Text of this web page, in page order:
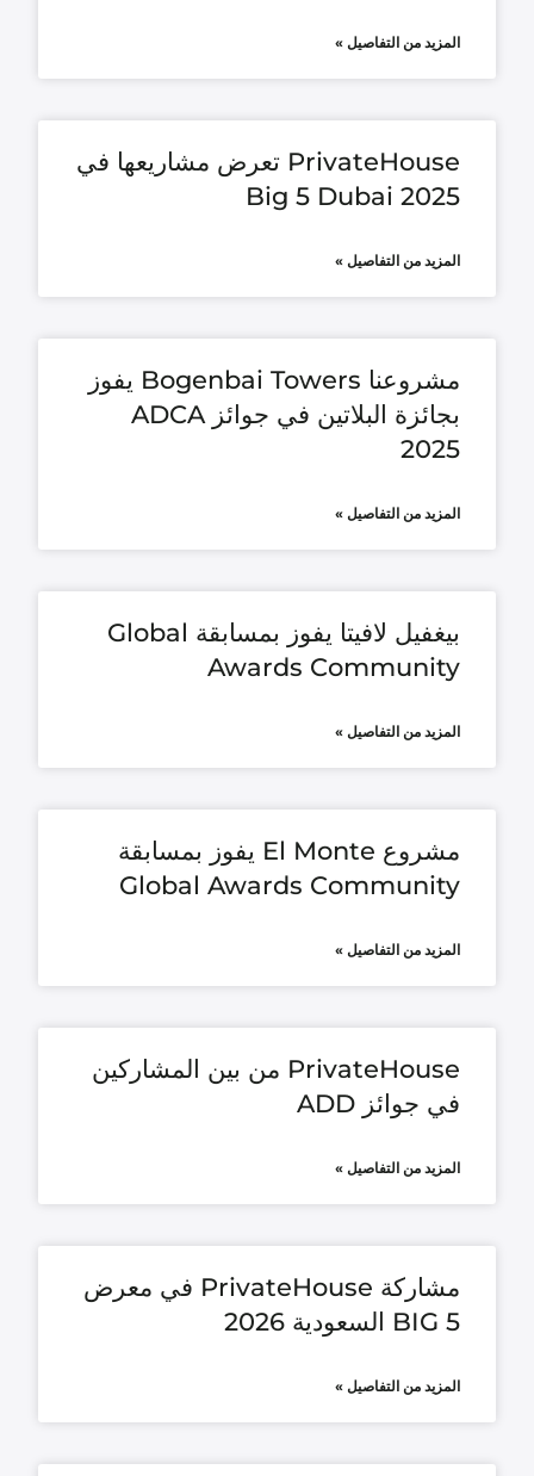
المزيد من التفاصيل »
PrivateHouse تعرض مشاريعها في
Big 5 Dubai 2025
المزيد من التفاصيل »
مشروعنا Bogenbai Towers يفوز
بجائزة البلاتين في جوائز ADCA
2025
المزيد من التفاصيل »
بيغفيل لافيتا يفوز بمسابقة Global
Awards Community
المزيد من التفاصيل »
مشروع El Monte يفوز بمسابقة
Global Awards Community
المزيد من التفاصيل »
PrivateHouse من بين المشاركين
في جوائز ADD
المزيد من التفاصيل »
مشاركة PrivateHouse في معرض
BIG 5 السعودية 2026
المزيد من التفاصيل »